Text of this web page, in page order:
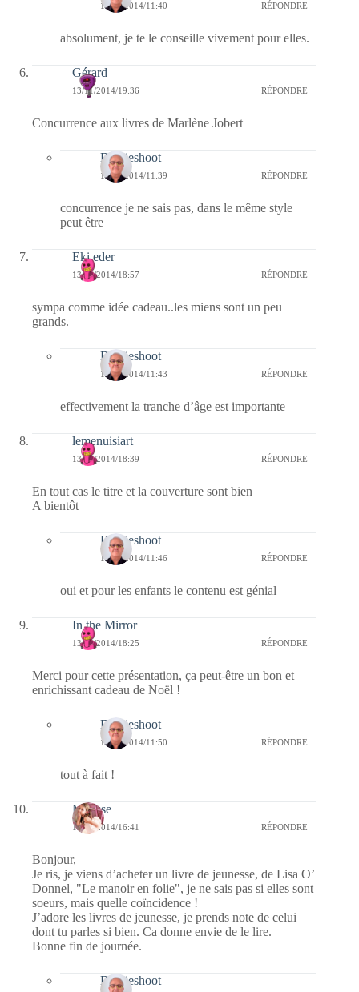
16/11/2014/11:40 RÉPONDRE
absolument, je te le conseille vivement pour elles.
Gérard
13/11/2014/19:36 RÉPONDRE
Concurrence aux livres de Marlène Jobert
Bernieshoot
16/11/2014/11:39 RÉPONDRE
concurrence je ne sais pas, dans le même style
peut être
Eki eder
13/11/2014/18:57 RÉPONDRE
sympa comme idée cadeau..les miens sont un peu
grands.
Bernieshoot
16/11/2014/11:43 RÉPONDRE
effectivement la tranche d’âge est importante
lemenuisiart
13/11/2014/18:39 RÉPONDRE
En tout cas le titre et la couverture sont bien
A bientôt
Bernieshoot
16/11/2014/11:46 RÉPONDRE
oui et pour les enfants le contenu est génial
In the Mirror
13/11/2014/18:25 RÉPONDRE
Merci pour cette présentation, ça peut-être un bon et
enrichissant cadeau de Noël !
Bernieshoot
16/11/2014/11:50 RÉPONDRE
tout à fait !
Mousse
13/11/2014/16:41 RÉPONDRE
Bonjour,
Je ris, je viens d’acheter un livre de jeunesse, de Lisa O’
Donnel, "Le manoir en folie", je ne sais pas si elles sont
soeurs, mais quelle coïncidence !
J’adore les livres de jeunesse, je prends note de celui
dont tu parles si bien. Ca donne envie de le lire.
Bonne fin de journée.
Bernieshoot